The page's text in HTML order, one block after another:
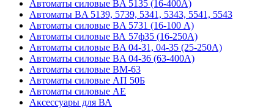
Автоматы силовые BA 5135 (16-400А)
Автоматы BA 5139, 5739, 5341, 5343, 5541, 5543
Автоматы силовые BA 5731 (16-100 А)
Автоматы силовые ВА 57ф35 (16-250А)
Автоматы силовые BA 04-31, 04-35 (25-250А)
Автоматы силовые BA 04-36 (63-400А)
Автоматы силовые ВМ-63
Автоматы силовые АП 50Б
Автоматы силовые АЕ
Аксессуары для ВА